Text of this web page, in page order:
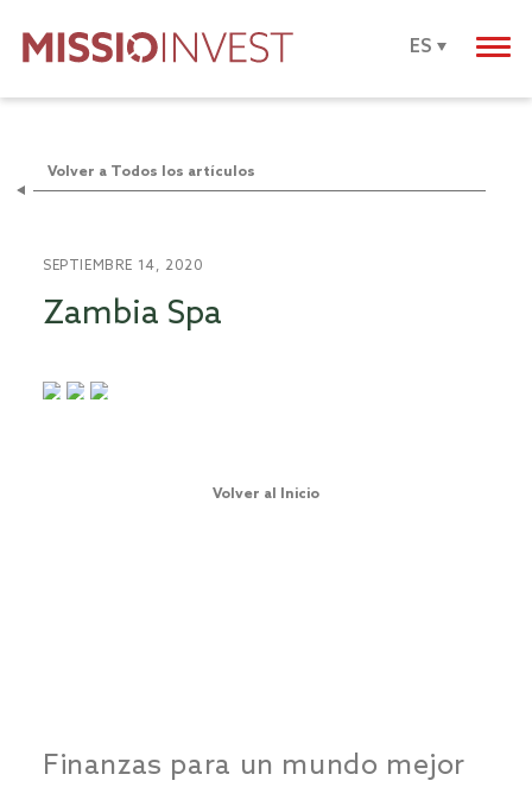
ES
Volver a Todos los artículos
SEPTIEMBRE 14, 2020
Zambia Spa
Volver al Inicio
Finanzas para un mundo mejor